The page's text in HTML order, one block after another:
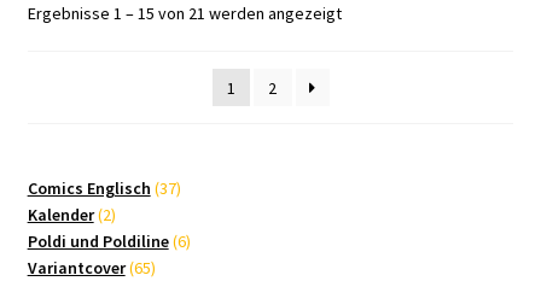
Ergebnisse 1 – 15 von 21 werden angezeigtNach
1
2
Comics Englisch 3737
Kalender 22
Produkte
Poldi und Poldiline 66
Variantcover 6565